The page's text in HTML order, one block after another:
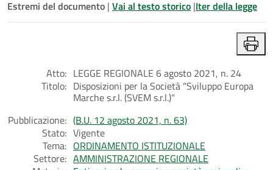
Estremi del documento | Vai al testo storico |Iter della legge
Atto: LEGGE REGIONALE 6 agosto 2021, n. 24
Titolo: Disposizioni per la Società “Sviluppo Europa
Marche s.r.l. (SVEM s.r.l.)"
Pubblicazione: (B.U. 12 agosto 2021, n. 63)
Stato: Vigente
Tema: ORDINAMENTO ISTITUZIONALE
Settore: AMMINISTRAZIONE REGIONALE